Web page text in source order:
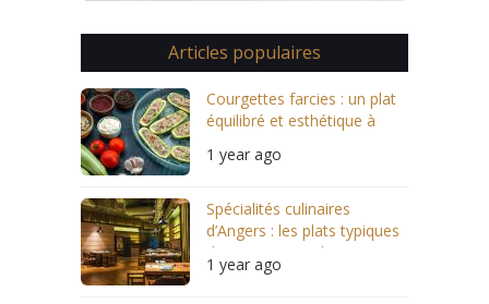
Articles populaires
Courgettes farcies : un plat
équilibré et esthétique à
1 year ago
Spécialités culinaires
d’Angers : les plats typiques
des restaurants locaux
1 year ago